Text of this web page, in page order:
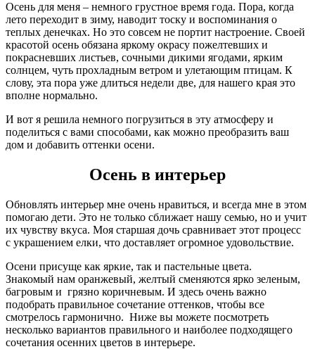
Осень для меня – немного грустное время года. Пора, когда
лето переходит в зиму, наводит тоску и воспоминания о
теплых денечках. Но это совсем не портит настроение. Своей
красотой осень обязана яркому окрасу пожелтевших и
покрасневших листьев, сочными дикими ягодами, ярким
солнцем, чуть прохладным ветром и улетающим птицам. К
слову, эта пора уже длиться недели две, для нашего края это
вполне нормально.
И вот я решила немного погрузиться в эту атмосферу и
поделиться с вами способами, как можно преобразить ваш
дом и добавить оттенки осени.
Осень в интерьер
Обновлять интерьер мне очень нравиться, и всегда мне в этом
помогаю дети. Это не только сближает нашу семью, но и учит
их чувству вкуса. Моя старшая дочь сравнивает этот процесс
с украшением елки, что доставляет огромное удовольствие.
Осени присуще как яркие, так и пастельные цвета.
Знакомый нам оранжевый, желтый сменяются ярко зеленым,
багровым и грязно коричневым. И здесь очень важно
подобрать правильное сочетание оттенков, чтобы все
смотрелось гармонично. Ниже вы можете посмотреть
несколько вариантов правильного и наиболее подходящего
сочетания осенних цветов в интерьере.